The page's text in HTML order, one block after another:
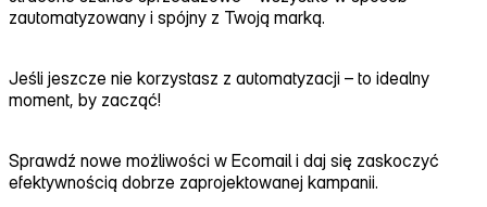
zautomatyzowany i spójny z Twoją marką.
Jeśli jeszcze nie korzystasz z automatyzacji – to idealny
moment, by zacząć!
Sprawdź nowe możliwości w Ecomail i daj się zaskoczyć
efektywnością dobrze zaprojektowanej kampanii.